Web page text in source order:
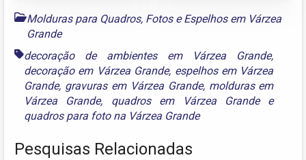
Molduras para Quadros, Fotos e Espelhos em Várzea
Grande
decoração de ambientes em Várzea Grande,
decoração em Várzea Grande, espelhos em Várzea
Grande, gravuras em Várzea Grande, molduras em
Várzea Grande, quadros em Várzea Grandee
quadros para foto na Várzea Grande
Pesquisas Relacionadas